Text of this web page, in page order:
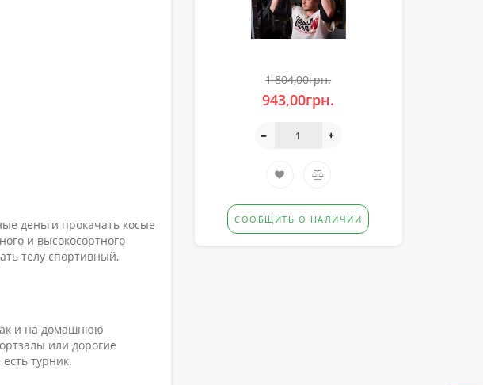
деньги прокачать косые
и высокосортного
телу спортивный,
и на домашнюю
или дорогие
турник.
1 804,00грн.
943,00грн.
СООБЩИТЬ О НАЛИЧИИ